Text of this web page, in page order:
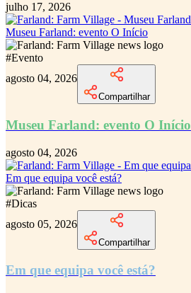
julho 17, 2026
Museu Farland: evento O Início
#Evento
agosto 04, 2026
Compartilhar
Museu Farland: evento O Início
agosto 04, 2026
Em que equipa você está?
#Dicas
agosto 05, 2026
Compartilhar
Em que equipa você está?